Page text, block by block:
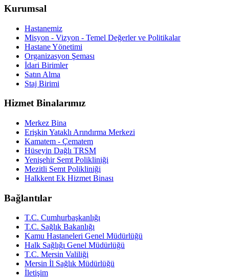
Kurumsal
Hastanemiz
Misyon - Vizyon - Temel Değerler ve Politikalar
Hastane Yönetimi
Organizasyon Şeması
İdari Birimler
Satın Alma
Staj Birimi
Hizmet Binalarımız
Merkez Bina
Erişkin Yataklı Arındırma Merkezi
Kamatem - Çematem
Hüseyin Dağlı TRSM
Yenişehir Semt Polikliniği
Mezitli Semt Polikliniği
Halkkent Ek Hizmet Binası
Bağlantılar
T.C. Cumhurbaşkanlığı
T.C. Sağlık Bakanlığı
Kamu Hastaneleri Genel Müdürlüğü
Halk Sağlığı Genel Müdürlüğü
T.C. Mersin Valiliği
Mersin İl Sağlık Müdürlüğü
İletişim